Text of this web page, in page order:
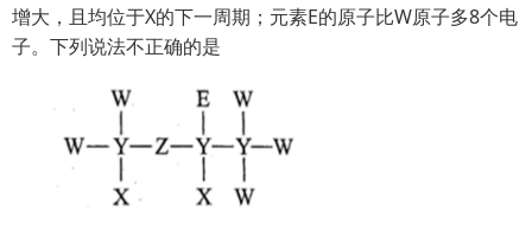
增大，且均位于X的下一周期；元素E的原子比W原子多8个电
子。下列说法不正确的是